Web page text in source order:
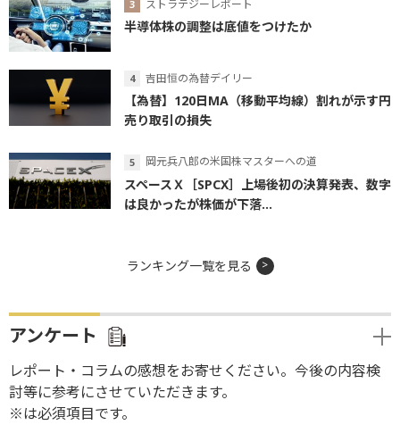
ストラテジーレポート
半導体株の調整は底値をつけたか
吉田恒の為替デイリー
【為替】120日MA（移動平均線）割れが示す円
売り取引の損失
岡元兵八郎の米国株マスターへの道
スペースＸ［SPCX］上場後初の決算発表、数字
は良かったが株価が下落...
ランキング一覧を見る
アンケート
レポート・コラムの感想をお寄せください。今後の内容検
討等に参考にさせていただきます。
※は必須項目です。